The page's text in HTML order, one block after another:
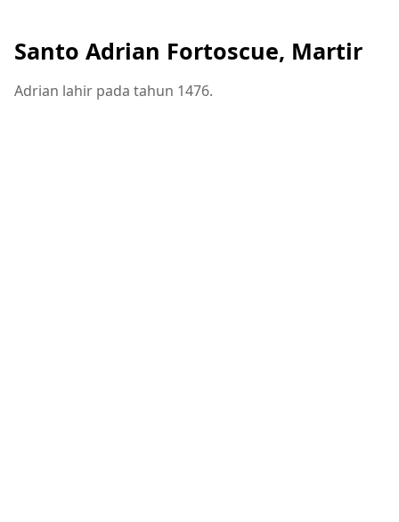
Santo Adrian Fortoscue, Martir
Adrian lahir pada tahun 1476.